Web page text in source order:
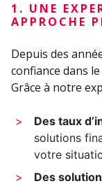
1. UNE
APPROCHE
Depuis des
confiance dans
Grâce à notre
Des taux
solutions
votre
Des